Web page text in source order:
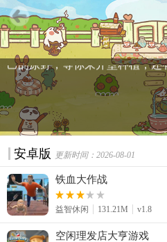
新最好玩的休闲模拟类游戏。
市企业的CEO，在这里都能找
模拟经营，体验一把照顾小动
己的原野，等你来开垦种植，还
安卓版 更新时间：2026-08-01
铁血大作战
益智休闲 131.21M v1.8
空闲理发店大亨游戏